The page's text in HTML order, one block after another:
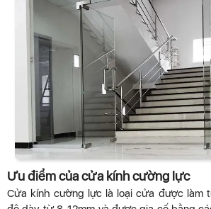
Ưu điểm của cửa kính cường lực
Cửa kính cường lực là loại cửa được làm